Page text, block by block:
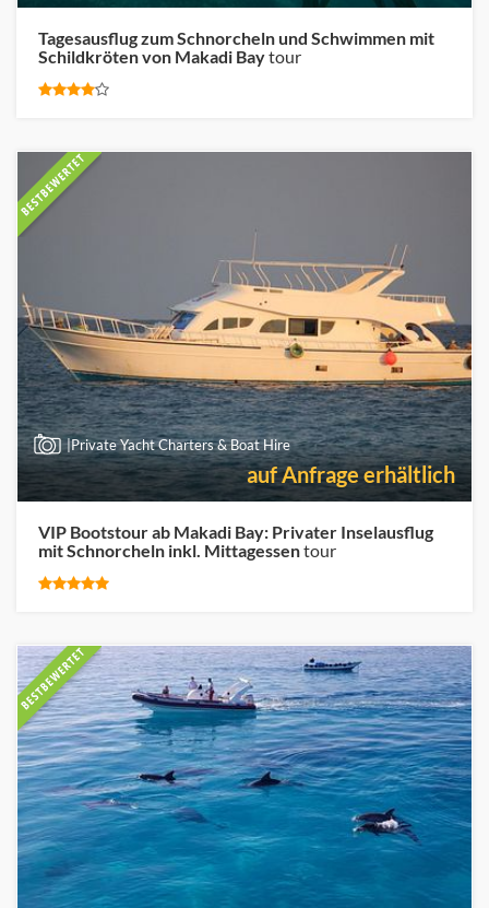
Tagesausflug zum Schnorcheln und Schwimmen mit
Schildkröten von Makadi Baytour
|Private Yacht Charters & Boat Hire
auf Anfrage erhältlich
VIP Bootstour ab Makadi Bay: Privater Inselausflug
mit Schnorcheln inkl. Mittagessentour